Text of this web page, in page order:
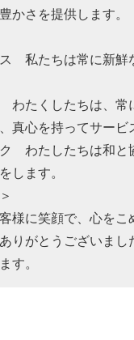
かさを提供します。
ス 私たちは常に新鮮
わたくしたちは、常
真心を持ってサービ
ク わたしたちは和と
します。
様に笑顔で、心をこ
りがとうございまし
す。